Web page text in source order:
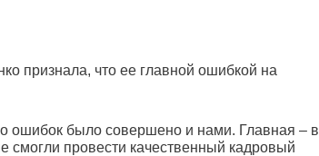
признала, что ее главной ошибкой на
ошибок было совершено и нами. Главная – в
смогли провести качественный кадровый